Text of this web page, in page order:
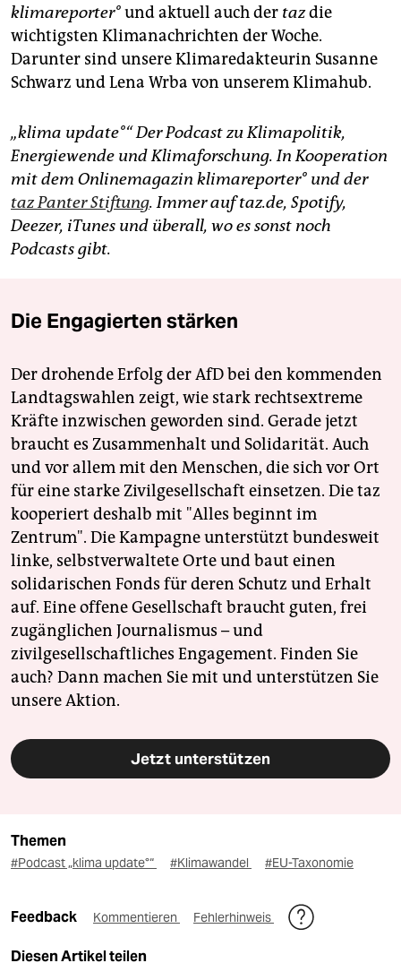
klimareporter°und aktuell auch der tazdie
wichtigsten Klimanachrichten der Woche.
Darunter sind unsere Klimaredakteurin Susanne
Schwarz und Lena Wrba von unserem Klimahub.
„klima update°“ Der Podcast zu Klimapolitik,
Energiewende und Klimaforschung. In Kooperation
mit dem Onlinemagazin klimareporter° und der
taz Panter Stiftung. Immer auf taz.de, Spotify,
Deezer, iTunes und überall, wo es sonst noch
Podcasts gibt.
Die Engagierten stärken
Der drohende Erfolg der AfD bei den kommenden
Landtagswahlen zeigt, wie stark rechtsextreme
Kräfte inzwischen geworden sind. Gerade jetzt
braucht es Zusammenhalt und Solidarität. Auch
und vor allem mit den Menschen, die sich vor Ort
für eine starke Zivilgesellschaft einsetzen. Die taz
kooperiert deshalb mit "Alles beginnt im
Zentrum". Die Kampagne unterstützt bundesweit
linke, selbstverwaltete Orte und baut einen
solidarischen Fonds für deren Schutz und Erhalt
auf. Eine offene Gesellschaft braucht guten, frei
zugänglichen Journalismus – und
zivilgesellschaftliches Engagement. Finden Sie
auch? Dann machen Sie mit und unterstützen Sie
unsere Aktion.
Jetzt unterstützen
Themen
#Podcast „klima update°“ #Klimawandel #EU-Taxonomie
Feedback Kommentieren Fehlerhinweis
Diesen Artikel teilen